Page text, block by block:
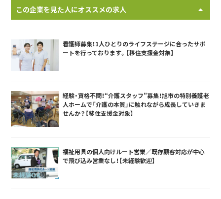
この企業を見た人にオススメの求人
看護師募集！1人ひとりのライフステージに合ったサポ
ートを行っております。【移住支援金対象】
経験・資格不問！“介護スタッフ”募集！旭市の特別養護老
人ホームで「介護の本質」に触れながら成長していきま
せんか？【移住支援金対象】
福祉用具の個人向けルート営業／既存顧客対応が中心
で飛び込み営業なし！【未経験歓迎】